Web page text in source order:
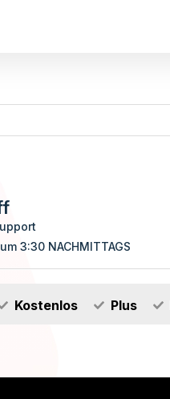
3:30 NACHMITTAGS
Kostenlos Plus